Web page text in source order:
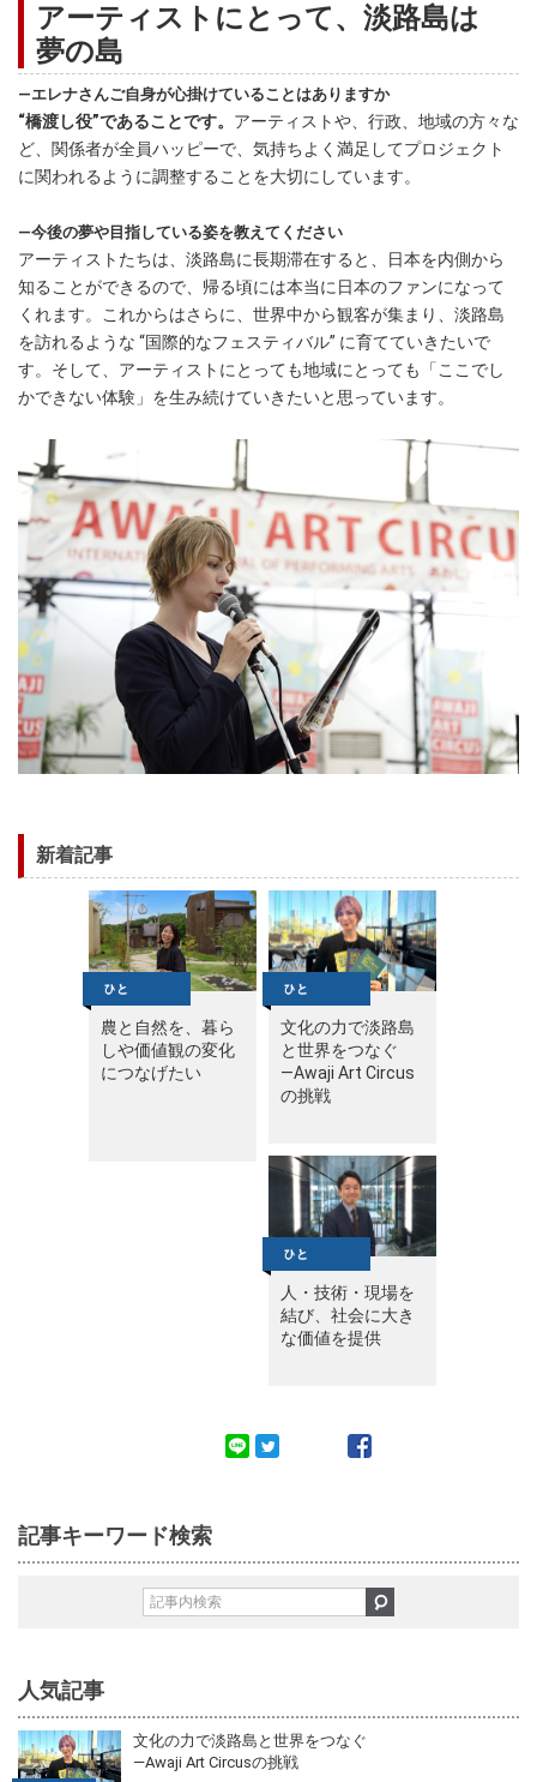
アーティストにとって、淡路島は
夢の島
―エレナさんご自身が心掛けていることはありますか
“橋渡し役”であることです。 アーティストや、行政、地域の方々な
ど、関係者が全員ハッピーで、気持ちよく満足してプロジェクト
に関われるように調整することを大切にしています。
―今後の夢や目指している姿を教えてください
アーティストたちは、淡路島に長期滞在すると、日本を内側から
知ることができるので、帰る頃には本当に日本のファンになって
くれます。これからはさらに、世界中から観客が集まり、淡路島
を訪れるような “国際的なフェスティバル” に育てていきたいで
す。そして、アーティストにとっても地域にとっても「ここでし
かできない体験」を生み続けていきたいと思っています。
新着記事
農と自然を、暮ら
しや価値観の変化
につなげたい
文化の力で淡路島
と世界をつなぐ
—Awaji Art Circus
の挑戦
人・技術・現場を
結び、社会に大き
な価値を提供
記事キーワード検索
人気記事
文化の力で淡路島と世界をつなぐ
—Awaji Art Circusの挑戦